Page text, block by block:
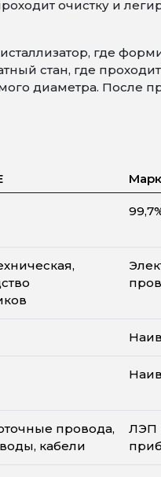
очистку и
где
стан, где
диаметра. После
провода,
кабели
ЛЭП